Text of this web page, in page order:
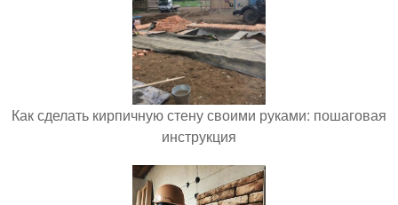
Как сделать кирпичную стену своими руками: пошаговая
инструкция